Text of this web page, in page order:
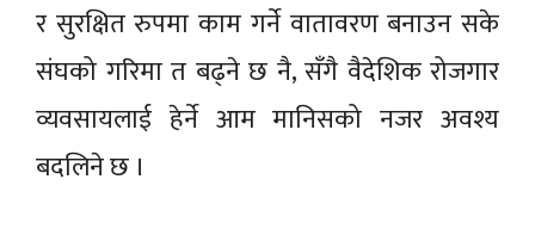
र सुरक्षित रुपमा काम गर्ने वातावरण बनाउन सके
संघको गरिमा त बढ्ने छ नै, सँगै वैदेशिक रोजगार
व्यवसायलाई हेर्ने आम मानिसको नजर अवश्य
बदलिने छ ।